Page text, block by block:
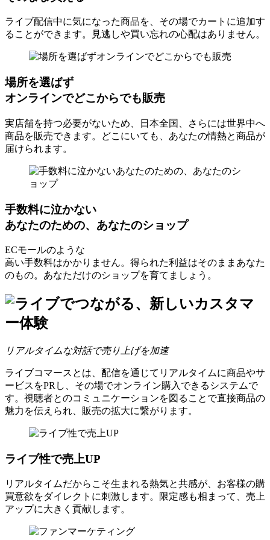
ライブ配信中に気になった商品を、 その場でカートに追加す
ることができます。
見逃しや買い忘れの心配はありません。
場所を選ばず
オンラインでどこからでも販売
実店舗を持つ必要がないため、
日本全国、さらには世界中へ
商品を販売できます。
どこにいても、あなたの情熱と商品が
届けられます。
手数料に泣かない
あなたのための、あなたのショップ
ECモールのような
高い手数料はかかりません。 得られた利益はそのままあなた
のもの。 あなただけのショップを育てましょう。
リアルタイムな対話で売り上げを加速
ライブコマースとは、配信を通じて リアルタイムに商品やサ
ービスをPRし、 その場でオンライン購入できるシステムで
す。視聴者とのコミュニケーションを図ることで直接商品の
魅力を伝えられ、 販売の拡大に繋がります。
ライブ性で売上UP
リアルタイムだからこそ生まれる熱気と共感が、お客様の購
買意欲をダイレクトに刺激します。限定感も相まって、売上
アップに大きく貢献します。